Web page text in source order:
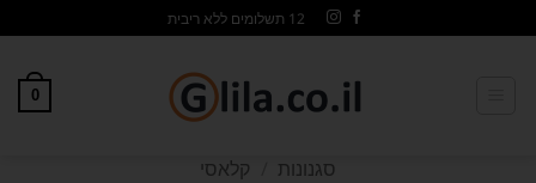
12 תשלומים ללא ריבית
0
סגנונות קלאסי